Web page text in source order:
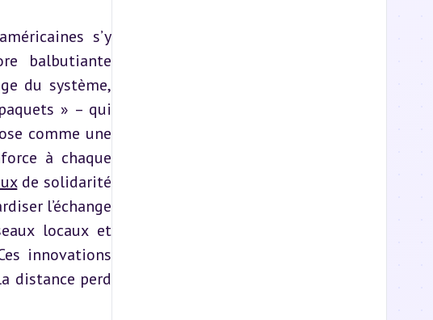
s’y
balbutiante
du système,
» – qui
comme une
à chaque
de solidarité
l’échange
locaux et
innovations
distance perd